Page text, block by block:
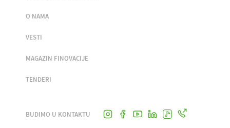
O NAMA
VESTI
MAGAZIN FINOVACIJE
TENDERI
BUDIMO U KONTAKTU